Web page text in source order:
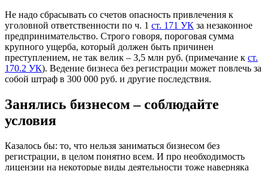
Не надо сбрасывать со счетов опасность привлечения к
уголовной ответственности по ч. 1 ст. 171 УК за незаконное
предпринимательство. Строго говоря, пороговая сумма
крупного ущерба, который должен быть причинен
преступлением, не так велик – 3,5 млн руб. (примечание к ст.
170.2 УК). Ведение бизнеса без регистрации может повлечь за
собой штраф в 300 000 руб. и другие последствия.
Занялись бизнесом – соблюдайте
условия
Казалось бы: то, что нельзя заниматься бизнесом без
регистрации, в целом понятно всем. И про необходимость
лицензии на некоторые виды деятельности тоже наверняка